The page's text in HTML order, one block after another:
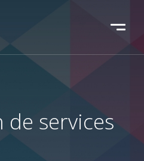
de services